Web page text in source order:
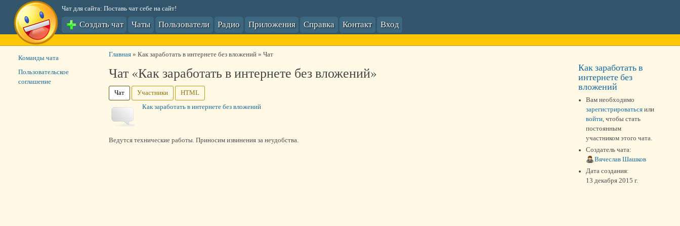
Чат для сайта: Поставь чат себе на сайт!
Создать чат Чаты Пользователи Радио Приложения Справка Контакт Вход
Главная» Как заработать в интернете без вложений» Чат
Чат «Как заработать в интернете без вложений»
Чат Участники
HTML
Как заработать в интернете без вложений
Команды чата
Пользовательское
соглашение
Как заработать в
интернете без
вложений
Вам необходимо
зарегистрироваться или
войти, чтобы стать
постоянным
участником этого чата.
Создатель чата:
Вячеслав Шашков
Дата создания:
13 декабря 2015 г.